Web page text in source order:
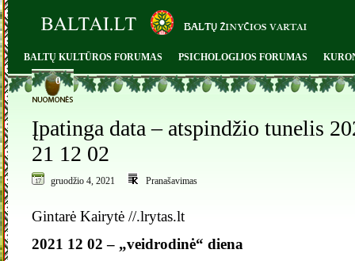
BALTŲ KULTŪROS FORUMAS PSICHOLOGIJOS FORUMAS
0
Įpatinga data – atspindžio tunelis
21 12 02
gruodžio 4, 2021 Pranašavimas
Gintarė Kairytė //.lrytas.lt
2021 12 02 – „veidrodinė“ diena